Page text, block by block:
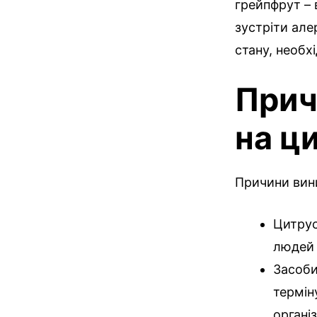
грейпфрут –
зустріти
стану,
на
Причини
людей